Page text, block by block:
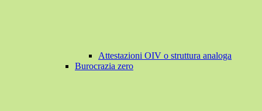
Attestazioni OIV o struttura analoga
Burocrazia zero